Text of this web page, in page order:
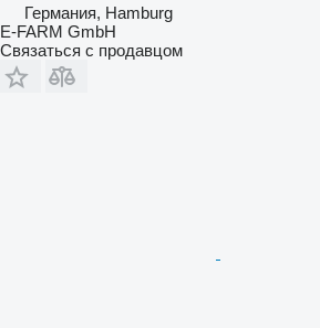
Германия, Hamburg
E-FARM GmbH
Связаться с продавцом